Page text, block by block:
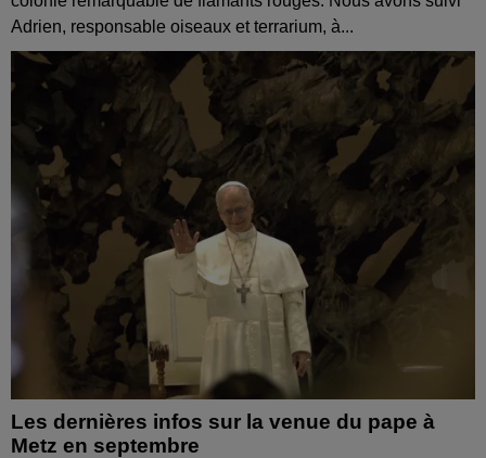
Adrien, responsable oiseaux et terrarium, à...
Les dernières infos sur la venue du pape à
Metz en septembre